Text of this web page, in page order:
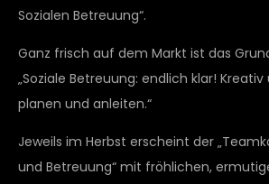
Sozialen Betreuung“.
Ganz frisch auf dem Markt ist das
„Soziale Betreuung: endlich klar!
planen und anleiten.“
Jeweils im Herbst erscheint der
und Betreuung“ mit fröhlichen,